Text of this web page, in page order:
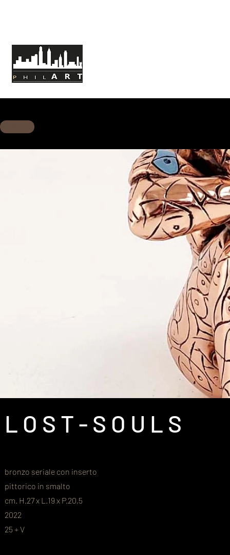
BACK
L O S T - S O U L S
bronzo seriale con inserto
pittorico in smalto
cm. H.27 x L.19 x P.20,5
2022
25 + V